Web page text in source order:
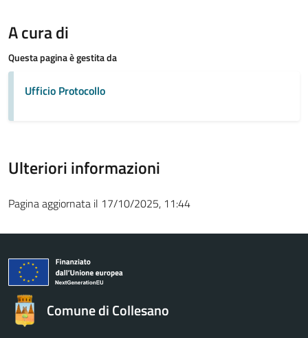
A cura di
Questa pagina è gestita da
Ufficio Protocollo
Ulteriori informazioni
Pagina aggiornata il 17/10/2025, 11:44
Comune di Collesano